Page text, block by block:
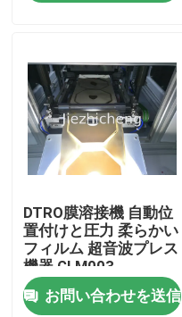
製品
ビデオ
工場 ツアー
品質管理
DTRO膜溶接機 自動位
置付けと圧力 柔らかい
フィルム 超音波プレス
機器 GLM003
お問い合わせを送信